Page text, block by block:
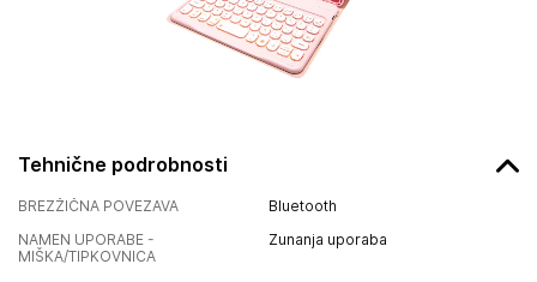
Tehnične podrobnosti
BREZŽIČNA POVEZAVA
Bluetooth
NAMEN UPORABE -
MIŠKA/TIPKOVNICA
Zunanja uporaba